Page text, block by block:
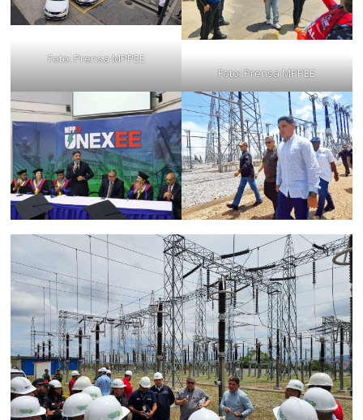
Foto: Prensa MPPEE
Foto: Prensa MPPEE